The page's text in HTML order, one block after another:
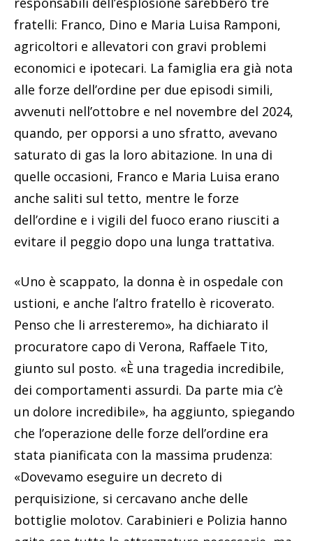
fratelli: Franco, Dino e Maria Luisa Ramponi,
agricoltori e allevatori con gravi problemi
economici e ipotecari. La famiglia era già nota
alle forze dell’ordine per due episodi simili,
avvenuti nell’ottobre e nel novembre del 2024,
quando, per opporsi a uno sfratto, avevano
saturato di gas la loro abitazione. In una di
quelle occasioni, Franco e Maria Luisa erano
anche saliti sul tetto, mentre le forze
dell’ordine e i vigili del fuoco erano riusciti a
evitare il peggio dopo una lunga trattativa.
«Uno è scappato, la donna è in ospedale con
ustioni, e anche l’altro fratello è ricoverato.
Penso che li arresteremo», ha dichiarato il
procuratore capo di Verona, Raffaele Tito,
giunto sul posto. «È una tragedia incredibile,
dei comportamenti assurdi. Da parte mia c’è
un dolore incredibile», ha aggiunto, spiegando
che l’operazione delle forze dell’ordine era
stata pianificata con la massima prudenza:
«Dovevamo eseguire un decreto di
perquisizione, si cercavano anche delle
bottiglie molotov. Carabinieri e Polizia hanno